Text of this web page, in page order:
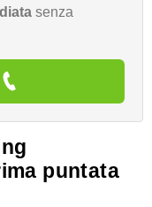
senza
puntata